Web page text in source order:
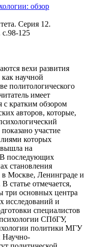
обзор
Серия 12.
125
вехи развития
научной
политологического
имеет
с кратким обзором
авторов, которые,
участие
которых
вышла на
последующих
становления
в Москве, Ленинграде и
статье отмечается,
три основных центра
исследований и
специалистов
СПбГУ,
политики МГУ